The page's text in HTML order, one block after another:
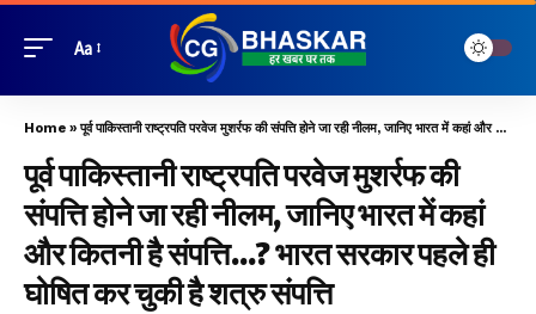
Aa
Home »पूर्व पाकिस्तानी राष्ट्रपति परवेज मुशर्रफ की संपत्ति होने जा रही नीलम, जानिए भारत में कहां और कितनी है संपत्ति…? भारत सरकार पहले ही घोषित कर चुकी है शत्रु संपत्ति
पूर्व पाकिस्तानी राष्ट्रपति परवेज मुशर्रफ की
संपत्ति होने जा रही नीलम, जानिए भारत में कहां
और कितनी है संपत्ति…? भारत सरकार पहले ही
घोषित कर चुकी है शत्रु संपत्ति